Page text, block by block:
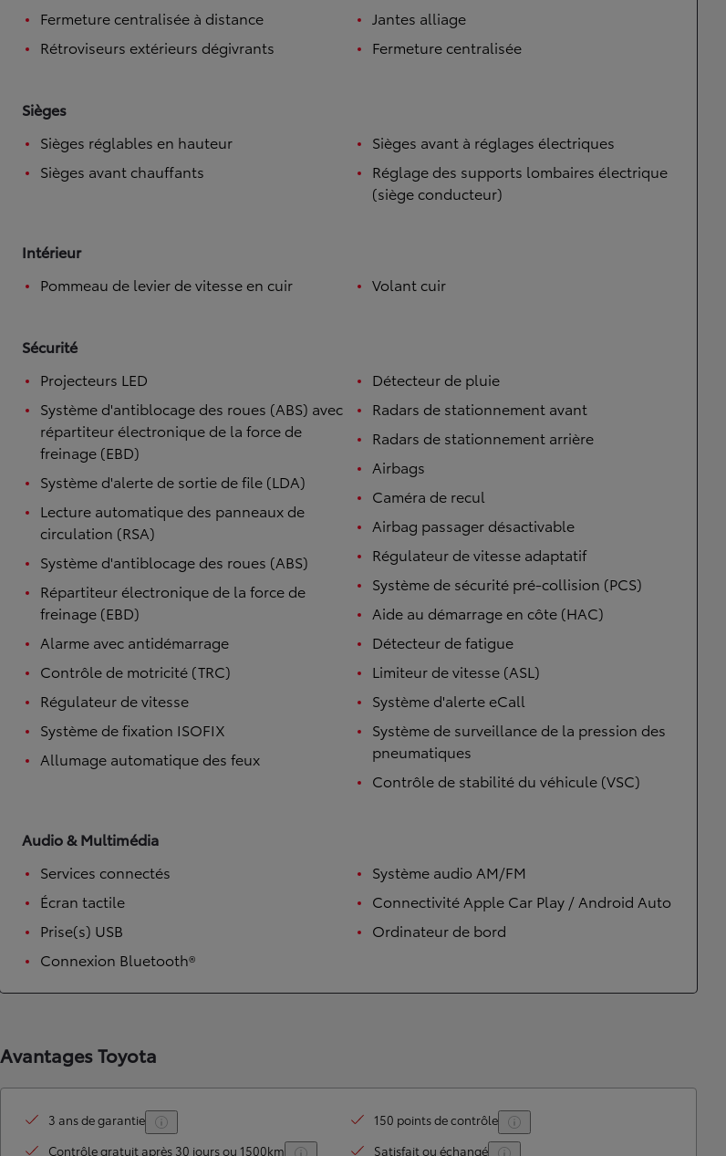
TOYOTA C-HR
Disponible rapidement
Fermeture centralisée à distance
Rétroviseurs extérieurs dégivrants
Jantes alliage
Fermeture centralisée
Sièges
Sièges réglables en hauteur
Sièges avant chauffants
Sièges avant à réglages électriques
Réglage des supports lombaires électrique
(siège conducteur)
Intérieur
Pommeau de levier de vitesse en cuir
Volant cuir
Sécurité
Projecteurs LED
Système d'antiblocage des roues (ABS) avec
répartiteur électronique de la force de
freinage (EBD)
Système d'alerte de sortie de file (LDA)
Lecture automatique des panneaux de
circulation (RSA)
Système d'antiblocage des roues (ABS)
Répartiteur électronique de la force de
freinage (EBD)
Alarme avec antidémarrage
Contrôle de motricité (TRC)
Régulateur de vitesse
Système de fixation ISOFIX
Allumage automatique des feux
Détecteur de pluie
Radars de stationnement avant
Radars de stationnement arrière
Airbags
Caméra de recul
Airbag passager désactivable
Régulateur de vitesse adaptatif
Système de sécurité pré-collision (PCS)
Aide au démarrage en côte (HAC)
Détecteur de fatigue
Limiteur de vitesse (ASL)
Système d'alerte eCall
Système de surveillance de la pression des
pneumatiques
Contrôle de stabilité du véhicule (VSC)
Audio & Multimédia
Services connectés
Écran tactile
Prise(s) USB
Connexion Bluetooth®
Système audio AM/FM
Connectivité Apple Car Play / Android Auto
Ordinateur de bord
Avantages Toyota
3 ans de garantie
150 points de contrôle
Contrôle gratuit après 30 jours ou 1500km
Satisfait ou échangé